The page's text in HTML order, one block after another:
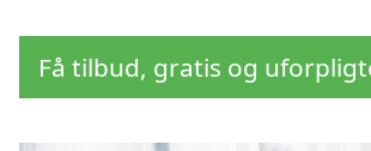
Få tilbud, gratis og